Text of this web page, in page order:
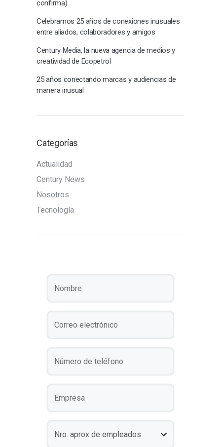
confirma)
Celebramos 25 años de conexiones inusuales
entre aliados, colaboradores y amigos
Century Media, la nueva agencia de medios y
creatividad de Ecopetrol
25 años conectando marcas y audiencias de
manera inusual
Categorías
Actualidad
Century News
Nosotros
Tecnología